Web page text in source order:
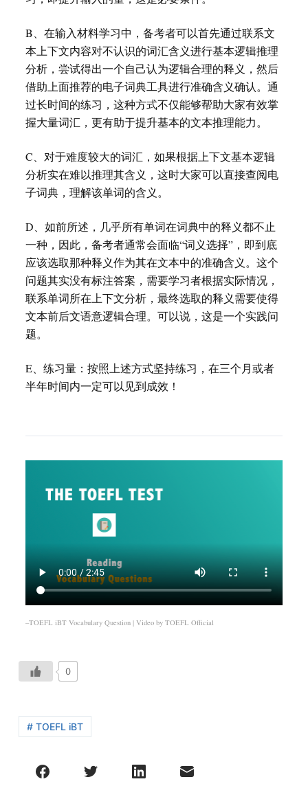
B、在输入材料学习中，备考者可以首先通过联系文
本上下文内容对不认识的词汇含义进行基本逻辑推理
分析，尝试得出一个自己认为逻辑合理的释义，然后
借助上面推荐的电子词典工具进行准确含义确认。通
过长时间的练习，这种方式不仅能够帮助大家有效掌
握大量词汇，更有助于提升基本的文本推理能力。
C、对于难度较大的词汇，如果根据上下文基本逻辑
分析实在难以推理其含义，这时大家可以直接查阅电
子词典，理解该单词的含义。
D、如前所述，几乎所有单词在词典中的释义都不止
一种，因此，备考者通常会面临“词义选择”，即到底
应该选取那种释义作为其在文本中的准确含义。这个
问题其实没有标注答案，需要学习者根据实际情况，
联系单词所在上下文分析，最终选取的释义需要使得
文本前后文语意逻辑合理。可以说，这是一个实践问
题。
E、练习量：按照上述方式坚持练习，在三个月或者
半年时间内一定可以见到成效！
–TOEFL iBT Vocabulary Question | Video by TOEFL Official
0
# TOEFL iBT